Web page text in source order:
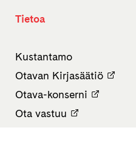
Tietoa
Kustantamo
Otavan Kirjasäätiö
Otava-konserni
Ota vastuu